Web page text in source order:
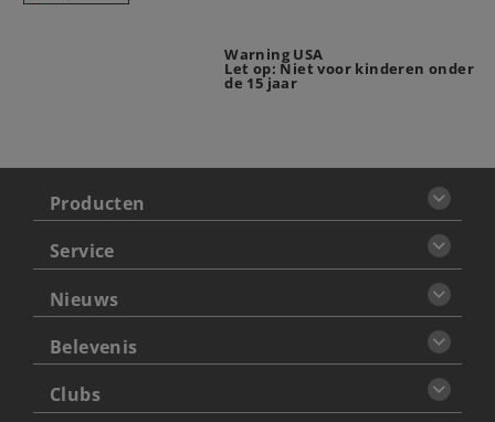
Warning USA
Let op: Niet voor kinderen onder
de 15 jaar
Producten
Service
Nieuws
Belevenis
Clubs